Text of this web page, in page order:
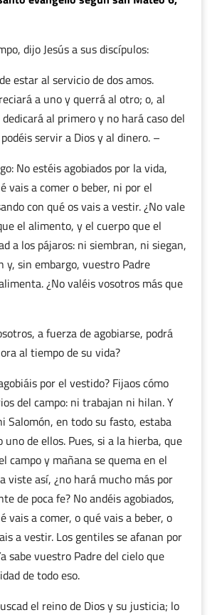
dijo Jesús a sus discípulos:
estar al servicio de dos amos.
a uno y querrá al otro; o, al
al primero y no hará caso del
servir a Dios y al dinero. –
No estéis agobiados por la vida,
vais a comer o beber, ni por el
con qué os vais a vestir. ¿No vale
el alimento, y el cuerpo que el
a los pájaros: ni siembran, ni siegan,
y, sin embargo, vuestro Padre
¿No valéis vosotros más que
a fuerza de agobiarse, podrá
al tiempo de su vida?
por el vestido? Fijaos cómo
del campo: ni trabajan ni hilan. Y
Salomón, en todo su fasto, estaba
uno de ellos. Pues, si a la hierba, que
campo y mañana se quema en el
viste así, ¿no hará mucho más por
de poca fe? No andéis agobiados,
vais a comer, o qué vais a beber, o
a vestir. Los gentiles se afanan por
sabe vuestro Padre del cielo que
de todo eso.
el reino de Dios y su justicia; lo